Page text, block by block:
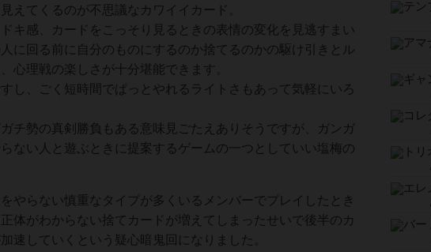
えてくるのが不思議なカワイイカード。
キ感、カードをこっそり見るときの表情の変化を見逃すまい
に回る前に自分のものにするのか捨てるのかの駆け引きとル
心理戦の楽しさが十分堪能できます。
し、ごく短時間でぱっとやれるライトさもあって気軽にいろ
チ勢の真剣勝負もある意味見ごたえありそうですが、ガンガ
ない人と遊ぶときに提案するゲームの一つとしていい塩梅の
やらない慎重なタイプが多くいるメンバーでプレイしたとき
体がわからない捨てカードが増えてしまったせいで後半のカ
速していくという疑心暗鬼回になりました。